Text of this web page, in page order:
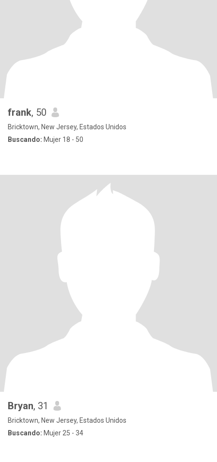
frank, 50
Bricktown, New Jersey, Estados Unidos
Buscando: Mujer 18 - 50
Bryan, 31
Bricktown, New Jersey, Estados Unidos
Buscando: Mujer 25 - 34